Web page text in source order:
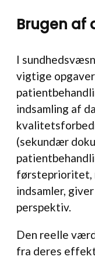
Brugen af
I
vigtige
indsamling af
(sekundær
førsteprioritet,
indsamler,
perspektiv.
Den reelle
fra deres